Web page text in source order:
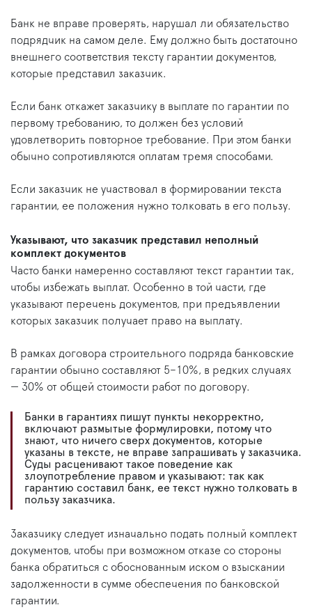
Банк не вправе проверять, нарушал ли обязательство
подрядчик на самом деле. Ему должно быть достаточно
внешнего соответствия тексту гарантии документов,
которые представил заказчик.
Если банк откажет заказчику в выплате по гарантии по
первому требованию, то должен без условий
удовлетворить повторное требование. При этом банки
обычно сопротивляются оплатам тремя способами.
Если заказчик не участвовал в формировании текста
гарантии, ее положения нужно толковать в его пользу.
Указывают, что заказчик представил неполный
комплект документов
Часто банки намеренно составляют текст гарантии так,
чтобы избежать выплат. Особенно в той части, где
указывают перечень документов, при предъявлении
которых заказчик получает право на выплату.
В рамках договора строительного подряда банковские
гарантии обычно составляют 5–10%, в редких случаях
— 30% от общей стоимости работ по договору.
Банки в гарантиях пишут пункты некорректно,
включают размытые формулировки, потому что
знают, что ничего сверх документов, которые
указаны в тексте, не вправе запрашивать у заказчика.
Суды расценивают такое поведение как
злоупотребление правом и указывают: так как
гарантию составил банк, ее текст нужно толковать в
пользу заказчика.
Заказчику следует изначально подать полный комплект
документов, чтобы при возможном отказе со стороны
банка обратиться с обоснованным иском о взыскании
задолженности в сумме обеспечения по банковской
гарантии.